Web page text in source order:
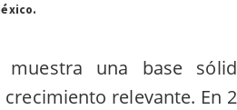
muestra una base
relevante. En